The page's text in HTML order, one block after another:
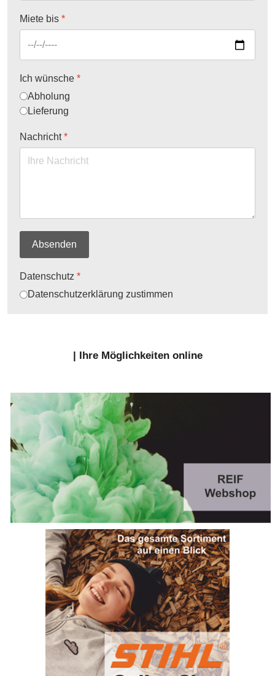
Miete bis *
Ich wünsche *
Abholung
Lieferung
Nachricht*
Absenden
Datenschutz *
Datenschutzerklärung zustimmen
| Ihre Möglichkeiten online